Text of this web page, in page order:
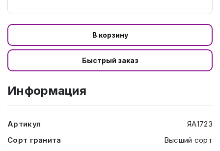
В корзину
Быстрый заказ
Информация
Артикул
ЯА1723
Сорт гранита
Высший сорт